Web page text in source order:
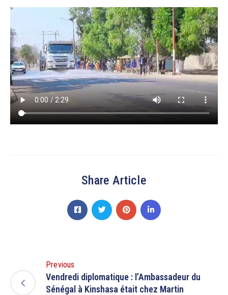
Share Article
Previous
Vendredi diplomatique : l’Ambassadeur du
Sénégal à Kinshasa était chez Martin